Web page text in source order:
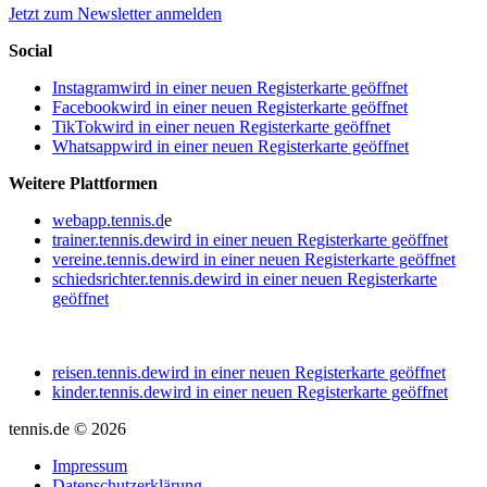
Jetzt zum Newsletter anmelden
Social
Instagramwird in einer neuen Registerkarte geöffnet
Facebookwird in einer neuen Registerkarte geöffnet
TikTokwird in einer neuen Registerkarte geöffnet
Whatsappwird in einer neuen Registerkarte geöffnet
Weitere Plattformen
webapp.tennis.de
trainer.tennis.dewird in einer neuen Registerkarte geöffnet
vereine.tennis.dewird in einer neuen Registerkarte geöffnet
schiedsrichter.tennis.dewird in einer neuen Registerkarte
geöffnet
reisen.tennis.dewird in einer neuen Registerkarte geöffnet
kinder.tennis.dewird in einer neuen Registerkarte geöffnet
tennis.de © 2026
Impressum